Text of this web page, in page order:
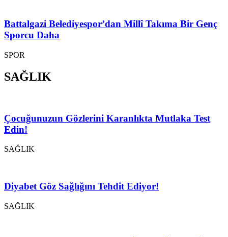
Battalgazi Belediyespor’dan Millî Takıma Bir Genç
Sporcu Daha
SPOR
SAĞLIK
Çocuğunuzun Gözlerini Karanlıkta Mutlaka Test
Edin!
SAĞLIK
Diyabet Göz Sağlığını Tehdit Ediyor!
SAĞLIK